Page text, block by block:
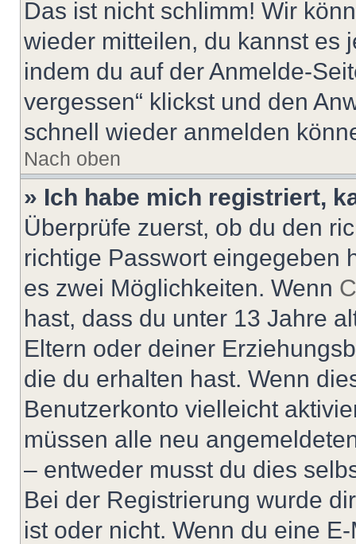
Das ist nicht schlimm! Wir
wieder mitteilen, du kannst es
indem du auf der Anmelde-
vergessen“ klickst und den
schnell wieder anmelden
Nach oben
» Ich habe mich registriert,
Überprüfe zuerst, ob du den
richtige Passwort eingegeben
es zwei Möglichkeiten. Wenn
hast, dass du unter 13 Jahre
Eltern oder deiner
die du erhalten hast. Wenn
Benutzerkonto vielleicht
müssen alle neu
– entweder musst du dies
Bei der Registrierung wurde
ist oder nicht. Wenn du eine